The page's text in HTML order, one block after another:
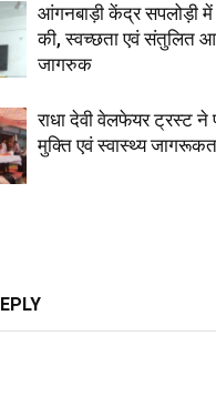
आंगनबाड़ी केंद्र सपलोड़ी में
की, स्वच्छता एवं संतुलित
जागरुक
राधा देवी वेलफेयर ट्रस्ट ने
मुक्ति एवं स्वास्थ्य